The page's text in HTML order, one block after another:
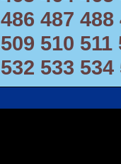
486 487 488
509 510 511
532 533 534